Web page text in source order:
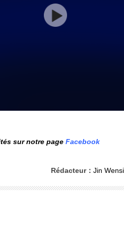
sur notre page Facebook
Rédacteur： Jin Wensi